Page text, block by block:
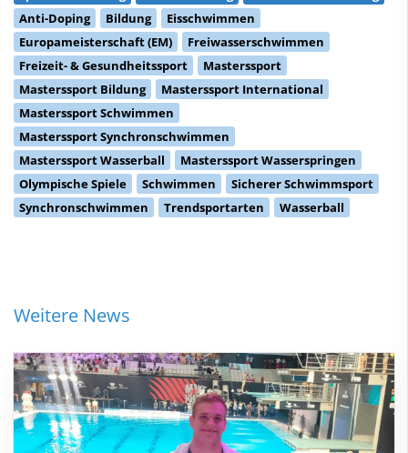
Anti-Doping
Bildung
Eisschwimmen
Europameisterschaft (EM)
Freiwasserschwimmen
Freizeit- & Gesundheitssport
Masterssport
Masterssport Bildung
Masterssport International
Masterssport Schwimmen
Masterssport Synchronschwimmen
Masterssport Wasserball
Masterssport Wasserspringen
Olympische Spiele
Schwimmen
Sicherer Schwimmsport
Synchronschwimmen
Trendsportarten Wasserball
Weitere News